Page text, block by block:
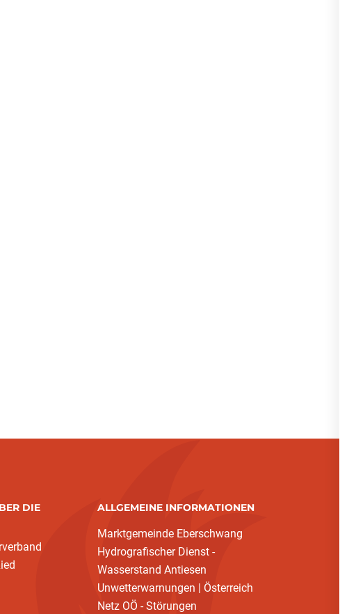
DIE
ALLGEMEINE INFORMATIONEN
Marktgemeinde Eberschwang
Hydrografischer Dienst -
Wasserstand Antiesen
Unwetterwarnungen | Österreich
Netz OÖ - Störungen